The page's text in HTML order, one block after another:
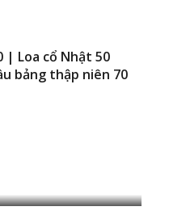
| Loa cổ Nhật 50
bảng thập niên 70
xem phim